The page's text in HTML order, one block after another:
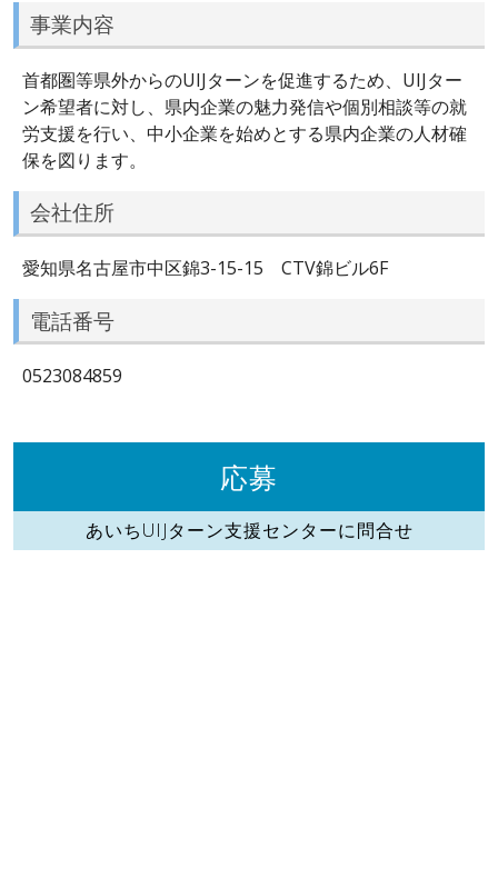
事業内容
首都圏等県外からのUIJターンを促進するため、UIJター
ン希望者に対し、県内企業の魅力発信や個別相談等の就
労支援を行い、中小企業を始めとする県内企業の人材確
保を図ります。
会社住所
愛知県名古屋市中区錦3-15-15 CTV錦ビル6F
電話番号
0523084859
応募
あいちUIJターン支援センターに問合せ